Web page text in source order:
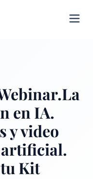
en IA.
y video
Kit